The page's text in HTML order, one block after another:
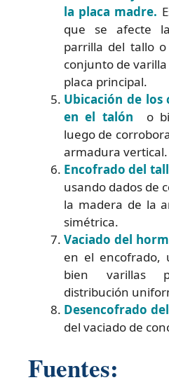
la placa madre.
que se afecte
parrilla del tallo
conjunto de
placa principal.
Ubicación de
en el talón
o
luego de
armadura vertical.
Encofrado del
usando dados de
la madera de la
simétrica.
Vaciado del
en el encofrado,
bien varillas
distribución
Desencofrado
del vaciado de
Fuentes: